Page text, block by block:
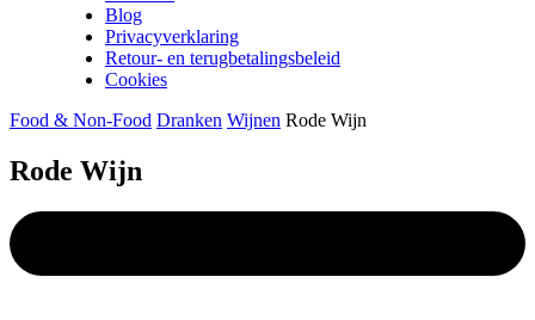
Blog
Privacyverklaring
Retour- en terugbetalingsbeleid
Cookies
Food & Non-Food Dranken Wijnen Rode Wijn
Rode Wijn